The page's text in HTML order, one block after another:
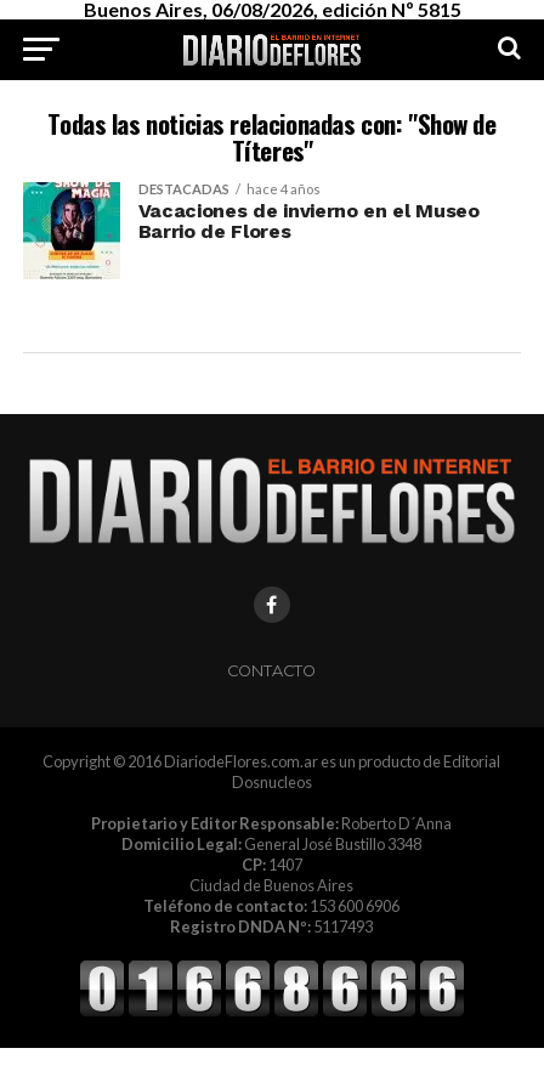
Buenos Aires, 06/08/2026, edición Nº 5815
Todas las noticias relacionadas con: "Show de
Títeres"
DESTACADAS hace 4 años
Vacaciones de invierno en el Museo
Barrio de Flores
CONTACTO
Copyright © 2016 DiariodeFlores.com.ar es un producto de Editorial
Dosnucleos
Propietario y Editor Responsable:Roberto D´Anna
Domicilio Legal:General José Bustillo 3348
CP:1407
Ciudad de Buenos Aires
Teléfono de contacto:153 600 6906
Registro DNDA Nº:5117493